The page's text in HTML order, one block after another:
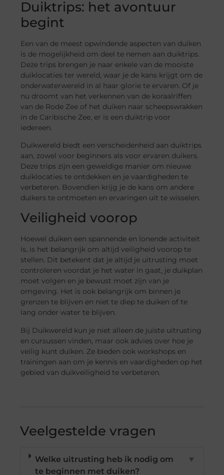
Duiktrips: het avontuur
begint
Een van de meest opwindende aspecten van duiken
is de mogelijkheid om deel te nemen aan duiktrips.
Deze trips brengen je naar enkele van de mooiste
duiklocaties ter wereld, waar je de kans krijgt om de
onderwaterwereld in al haar glorie te ervaren. Of je
nu droomt van het verkennen van de koraalriffen
van de Rode Zee of het duiken naar scheepswrakken
in de Caribische Zee, er is een duiktrip voor
iedereen.
Duikwereld biedt een verscheidenheid aan duiktrips
aan, zowel voor beginners als voor ervaren duikers.
Deze trips zijn een geweldige manier om nieuwe
duiklocaties te ontdekken en je vaardigheden te
verbeteren. Bovendien krijg je de kans om andere
duikers te ontmoeten en ervaringen uit te wisselen.
Veiligheid voorop
Hoewel duiken een spannende en lonende activiteit
is, is het belangrijk om altijd veiligheid voorop te
stellen. Dit betekent dat je altijd je uitrusting moet
controleren voordat je het water in gaat, je duikplan
moet volgen en je bewust moet zijn van je
omgeving. Het is ook belangrijk om binnen je
grenzen te blijven en niet te diep te duiken of te
lang onder water te blijven.
Bij Duikwereld kun je niet alleen de juiste uitrusting
en cursussen vinden, maar ook advies over hoe je
veilig kunt duiken. Ze bieden ook workshops en
trainingen aan om je kennis en vaardigheden op het
gebied van duikveiligheid te verbeteren.
Veelgestelde vragen
Welke uitrusting heb ik nodig om
te beginnen met duiken?
▼